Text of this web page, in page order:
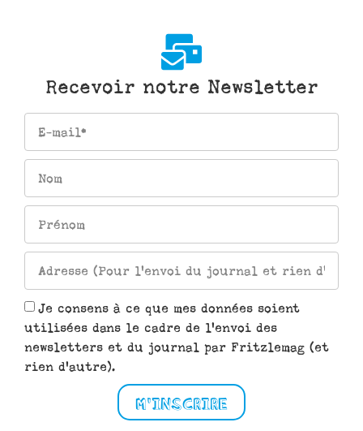
Recevoir notre Newsletter
Je consens à ce que mes données soient
utilisées dans le cadre de l'envoi des
newsletters et du journal par Fritzlemag (et
rien d'autre).
M'INSCRIRE